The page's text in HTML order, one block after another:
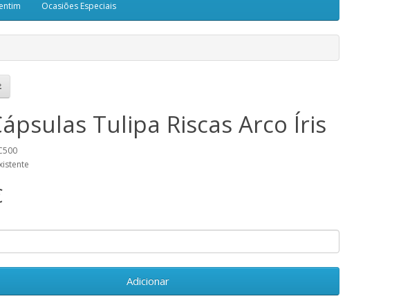
Ocasiões Especiais
Tulipa Riscas Arco Íris
Adicionar